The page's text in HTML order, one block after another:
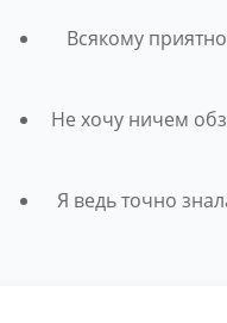
Всякому
Не хочу ничем
Я ведь точно